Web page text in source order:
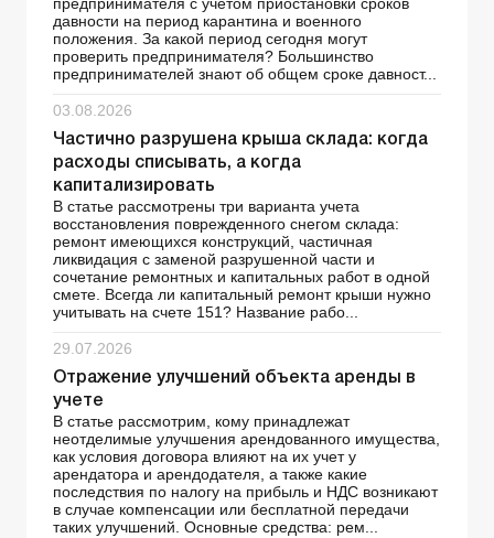
предпринимателя с учетом приостановки сроков
давности на период карантина и военного
положения. За какой период сегодня могут
проверить предпринимателя? Большинство
предпринимателей знают об общем сроке давност...
03.08.2026
Частично разрушена крыша склада: когда
расходы списывать, а когда
капитализировать
В статье рассмотрены три варианта учета
восстановления поврежденного снегом склада:
ремонт имеющихся конструкций, частичная
ликвидация с заменой разрушенной части и
сочетание ремонтных и капитальных работ в одной
смете. Всегда ли капитальный ремонт крыши нужно
учитывать на счете 151? Название рабо...
29.07.2026
Отражение улучшений объекта аренды в
учете
В статье рассмотрим, кому принадлежат
неотделимые улучшения арендованного имущества,
как условия договора влияют на их учет у
арендатора и арендодателя, а также какие
последствия по налогу на прибыль и НДС возникают
в случае компенсации или бесплатной передачи
таких улучшений. Основные средства: рем...